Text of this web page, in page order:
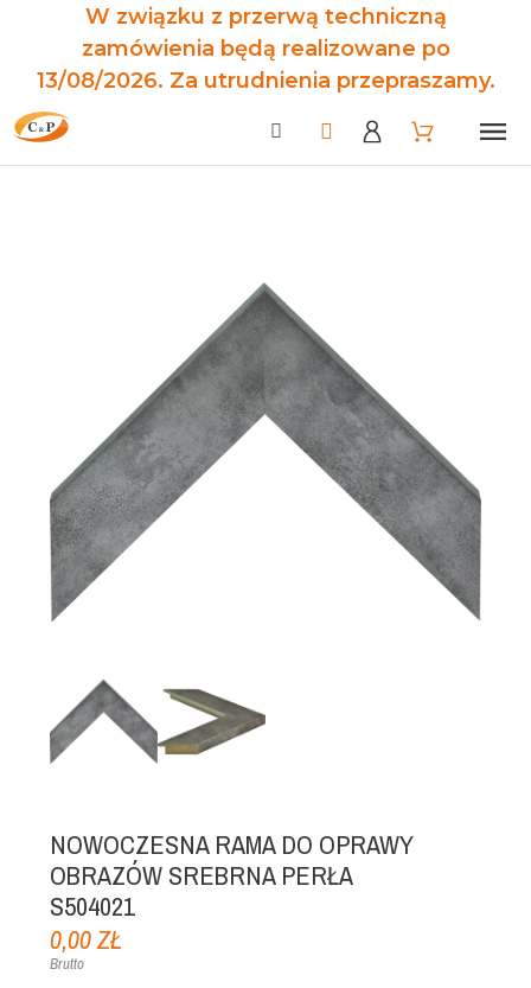
W związku z przerwą techniczną
zamówienia będą realizowane po
13/08/2026. Za utrudnienia przepraszamy.
NOWOCZESNA RAMA DO OPRAWY
OBRAZÓW SREBRNA PERŁA
S504021
0,00 ZŁ
Brutto